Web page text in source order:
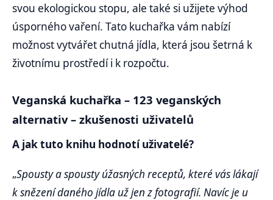
svou ekologickou stopu, ale také si užijete výhod
úsporného vaření. Tato kuchařka vám nabízí
možnost vytvářet chutná jídla, která jsou šetrná k
životnímu prostředí i k rozpočtu.
Veganská kuchařka – 123 veganských
alternativ – zkušenosti uživatelů
A jak tuto knihu hodnotí uživatelé?
„Spousty a spousty úžasných receptů, které vás lákají
k snězení daného jídla už jen z fotografií. Navíc je u